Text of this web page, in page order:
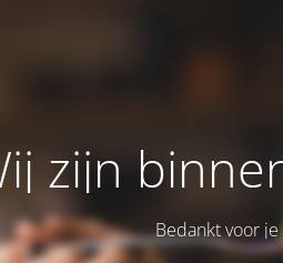
zijn
Bedankt voor